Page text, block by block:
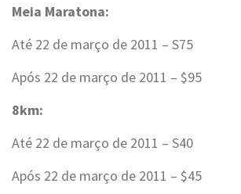
Meia Maratona:
Até 22 de março de 2011 – S75
Após 22 de março de 2011 – $95
8km:
Até 22 de março de 2011 – S40
Após 22 de março de 2011 – $45